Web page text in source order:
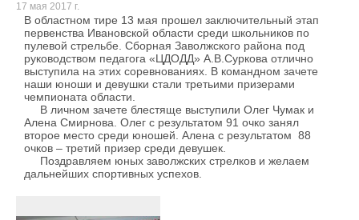
17 мая 2017 г.
В областном тире 13 мая прошел заключительный этап
первенства Ивановской области среди школьников по
пулевой стрельбе. Сборная Заволжского района под
руководством педагога «ЦДОДД» А.В.Суркова отлично
выступила на этих соревнованиях. В командном зачете
наши юноши и девушки стали третьими призерами
чемпионата области.
В личном зачете блестяще выступили Олег Чумак и
Алена Смирнова. Олег с результатом 91 очко занял
второе место среди юношей. Алена с результатом 88
очков – третий призер среди девушек.
Поздравляем юных заволжских стрелков и желаем
дальнейших спортивных успехов.